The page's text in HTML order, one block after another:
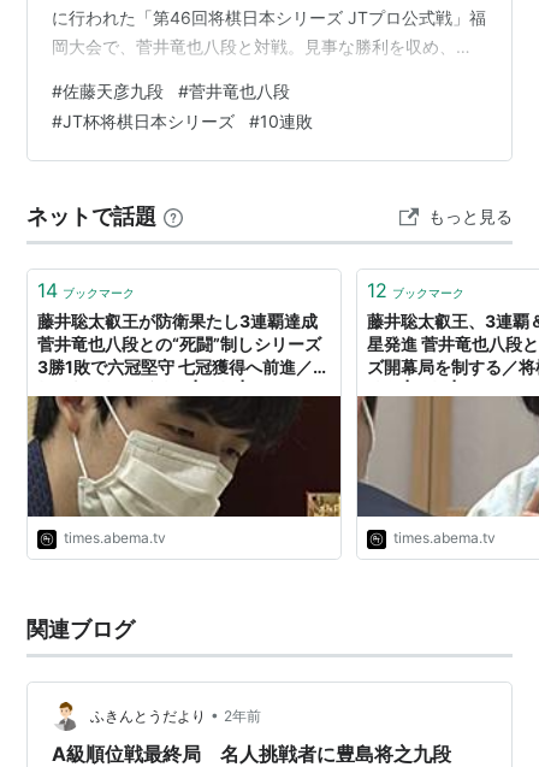
に行われた「第46回将棋日本シリーズ JTプロ公式戦」福
岡大会で、菅井竜也八段と対戦。見事な勝利を収め、今
た。 多くのファンが待ち望んだこの勝利。本記事では、
激戦となった対局内容を振り返りながら、佐藤九段復活
の軌跡を追います。 福岡市で2日指された第46回将棋日
菅井竜也八段の一戦は、佐藤天彦九段が勝ちました次戦
は伊藤匠叡王です写真は将…
#佐藤天彦九段 #菅井竜也八段
#JT杯将棋日本シリーズ #10連敗
ネットで話題 もっと見る
14 ブックマーク
藤井聡太叡王が防衛果たし3連覇達成
菅井竜也八段との“死闘”制しシリーズ
3勝1敗で六冠堅守 七冠獲得へ前進／将
TIMES | アベマタイムズ
times.abema.tv
12 ブックマーク
藤井聡太叡王、3連覇
星発進 菅井竜也八段
ズ開幕局を制する／
イムズ
times.abema.tv
関連ブログ
ふきんとうだより • 2年前
A級順位戦最終局 名人挑戦者に豊島将之九段